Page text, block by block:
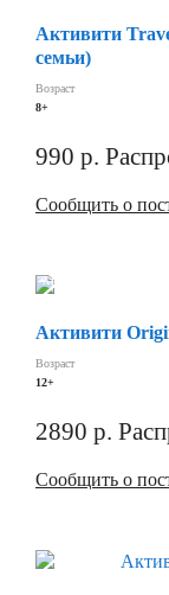
Активити
семьи)
Возраст
8+
990 р.
Сообщить о
Хит
Активити
Возраст
12+
2890 р.
Сообщить о